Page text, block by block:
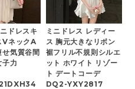
ドレスキ
VネックA
気質谷間
子力
ミニドレス レディー
ス 胸元大きなリボン
裾フリル不規則シルエ
ット ホワイト リゾー
ト デートコーデ
DQ2-YXY2817